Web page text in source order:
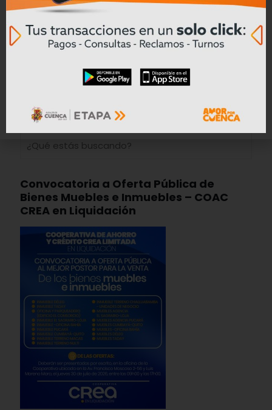
Cómo la inteligencia artificial está
ayudando a transformar la
seguridad industrial en Ecuador
Leer mas
Convocatoria a Oferta Pública de
Bienes Muebles e Inmuebles – COAC
CREA en Liquidación